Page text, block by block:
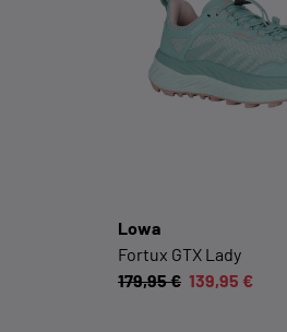
Lowa
Fortux GTX Lady
179,95 € 139,95 €